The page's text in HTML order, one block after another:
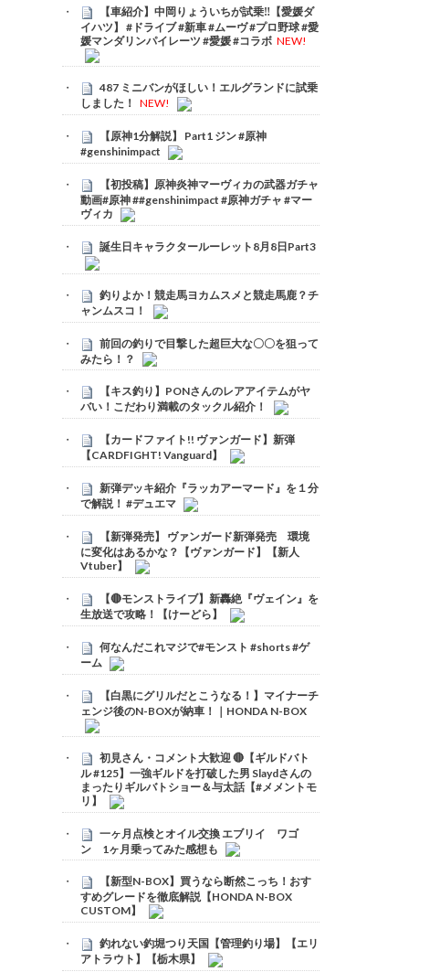
【車紹介】中岡りょういちが試乗‼️【愛媛ダ
イハツ】 #ドライブ #新車 #ムーヴ #プロ野球 #愛
媛マンダリンパイレーツ #愛媛 #コラボ NEW!
487 ミニバンがほしい！エルグランドに試乗
しました！
NEW!
【原神1分解説】 Part1 ジン #原神
#genshinimpact
【初投稿】原神炎神マーヴィカの武器ガチャ
動画#原神 ##genshinimpact #原神ガチャ #マー
ヴィカ
誕生日キャラクタールーレット8月8日Part3
釣りよか！競走馬ヨカムスメと競走馬鹿？チ
ャンムスコ！
前回の釣りで目撃した超巨大な〇〇を狙って
みたら！？
【キス釣り】PONさんのレアアイテムがヤ
バい！こだわり満載のタックル紹介！
【カードファイト!! ヴァンガード】新弾
【CARDFIGHT! Vanguard】
新弾デッキ紹介『ラッカアーマード』を１分
で解説！ #デュエマ
【新弾発売】 ヴァンガード新弾発売 環境
に変化はあるかな？【ヴァンガード】【新人
Vtuber】
【🔴モンストライブ】新轟絶『ヴェイン』を
生放送で攻略！【けーどら】
何なんだこれマジで#モンスト #shorts #ゲ
ーム
【白黒にグリルだとこうなる！】マイナーチ
ェンジ後のN-BOXが納車！｜HONDA N-BOX
初見さん・コメント大歓迎 🔴【ギルドバト
ル #125】一強ギルドを打破した男 Slaydさんの
まったりギルバトショー＆与太話【#メメントモ
リ】
一ヶ月点検とオイル交換 エブリイ ワゴ
ン 1ヶ月乗ってみた感想も
【新型N-BOX】買うなら断然こっち！おす
すめグレードを徹底解説【HONDA N-BOX
CUSTOM】
釣れない釣堀つり天国【管理釣り場】【エリ
アトラウト】【栃木県】